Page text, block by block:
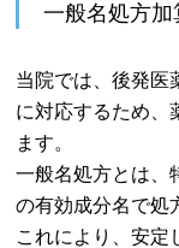
一般名処方加
当院では、後発医
に対応するため、
ます。
一般名処方とは、
の有効成分名で処
これにより、安定